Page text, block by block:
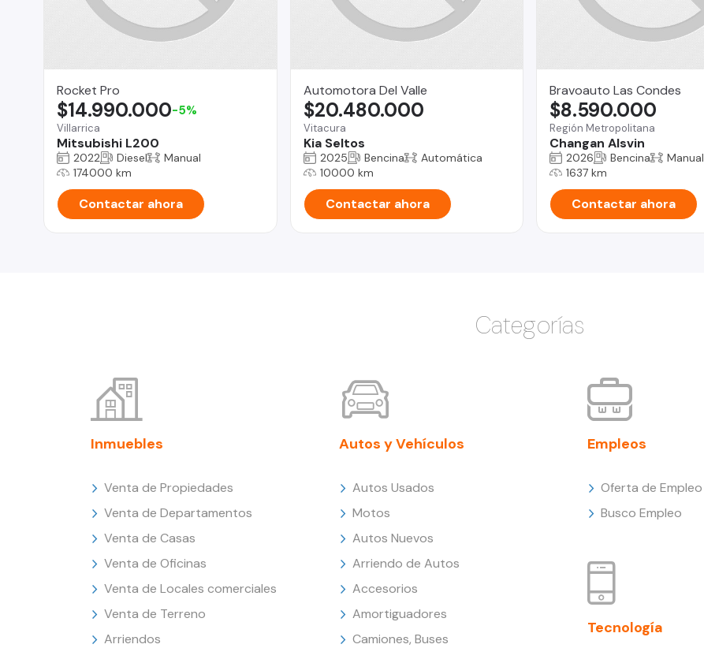
Rocket Pro
Villarrica
Mitsubishi L200
$14.990.000-5%
2022 Diesel
Manual
174000 km
Contactar ahora
Automotora Del Valle
Vitacura
Kia Seltos
$20.480.000
2025 Bencina
Automática
10000 km
Contactar ahora
Bravoauto Las Condes
Región Metropolitana
Changan Alsvin
$8.590.000
2026 Bencina
Manual
1637 km
Contactar ahora
Categorías
Inmuebles
Venta de Propiedades
Venta de Departamentos
Venta de Casas
Venta de Oficinas
Venta de Locales comerciales
Venta de Terreno
Arriendos
Autos y Vehículos
Autos Usados
Motos
Autos Nuevos
Arriendo de Autos
Accesorios
Amortiguadores
Camiones, Buses
Empleos
Oferta de Empleo
Busco Empleo
Tecnología